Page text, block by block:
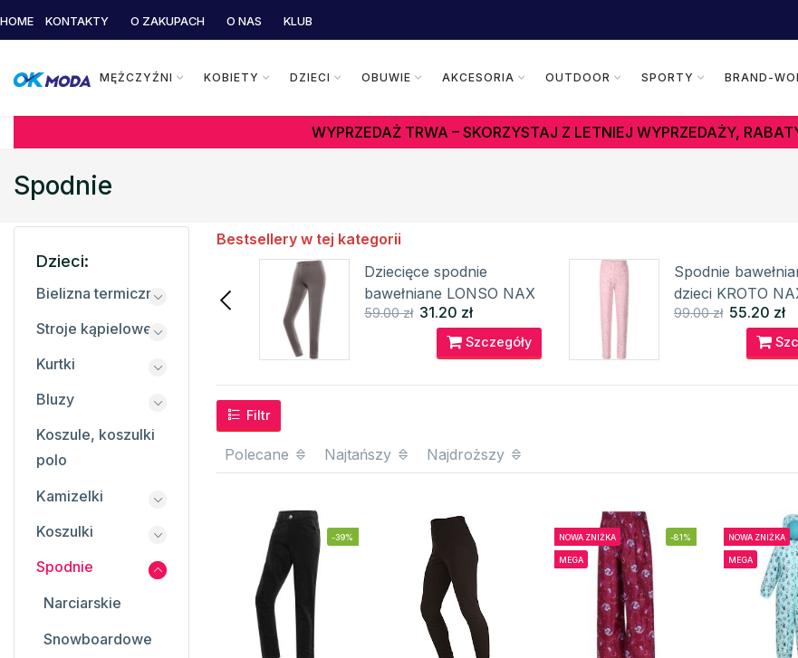
HOME KONTAKTY O ZAKUPACH O NAS KLUB
MĘŻCZYŹNI KOBIETY DZIECI OBUWIE AKCESORIA OUTDOOR SPORTY BRAND-
WYPRZEDAŻ TRWA – SKORZYSTAJ Z LETNIEJ WYPRZEDAŻY,
Spodnie
Bestsellery w tej kategorii
Dziecięcy ocieplany
kombinezon Printed
Dziecięce spodnie
bawełniane LONSO NAX
59.00 zł 31.20 zł
Szczegóły
Spodnie
dzieci KROTO
99.00 zł 55.20 zł
Filtr
Polecane Najtańszy Najdroższy
-39% NOWA ZNIŻKA
MEGA
-81% NOWA ZNIŻKA
MEGA
Dzieci:
Bielizna termiczna
Stroje kąpielowe
Kurtki
Bluzy
Koszule, koszulki
polo
Kamizelki
Koszulki
Spodnie
Narciarskie
Snowboardowe